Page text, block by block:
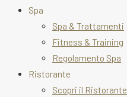
Spa
Spa & Trattamenti
Fitness & Training
Regolamento Spa
Ristorante
Scopri il Ristorante